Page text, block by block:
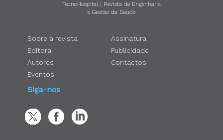
TecnoHospital | Revista de Engenharia
e Gestão da Saúde
Sobre a revista
Editora
Autores
Eventos
Assinatura
Publicidade
Contactos
Siga-nos